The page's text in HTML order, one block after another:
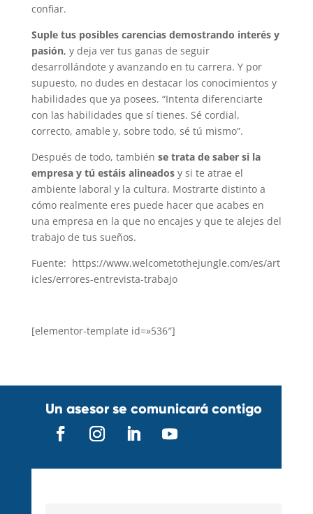
confiar.
Suple tus posibles carencias demostrando interés y
pasión, y deja ver tus ganas de seguir
desarrollándote y avanzando en tu carrera. Y por
supuesto, no dudes en destacar los conocimientos y
habilidades que ya posees. “Intenta diferenciarte
con las habilidades que sí tienes. Sé cordial,
correcto, amable y, sobre todo, sé tú mismo”.
Después de todo, también se trata de saber si la
empresa y tú estáis alineadosy si te atrae el
ambiente laboral y la cultura. Mostrarte distinto a
cómo realmente eres puede hacer que acabes en
una empresa en la que no encajes y que te alejes del
trabajo de tus sueños.
Fuente: https://www.welcometothejungle.com/es/art
icles/errores-entrevista-trabajo
[elementor-template id=»536″]
Un asesor se comunicará contigo